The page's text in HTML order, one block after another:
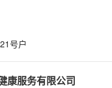
号户
康服务有限公司